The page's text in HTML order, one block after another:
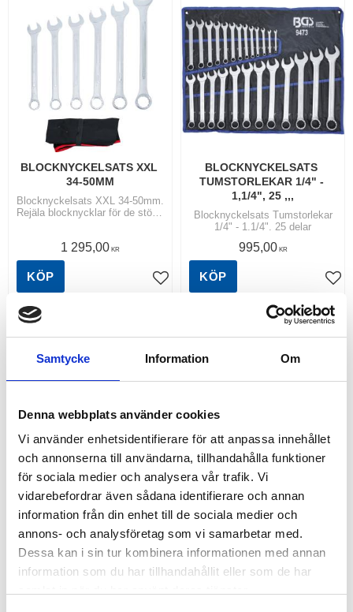
Samtycke Information Om
Denna webbplats använder cookies
Vi använder enhetsidentifierare för att anpassa innehållet
och annonserna till användarna, tillhandahålla funktioner
för sociala medier och analysera vår trafik. Vi
vidarebefordrar även sådana identifierare och annan
information från din enhet till de sociala medier och
annons- och analysföretag som vi samarbetar med.
Dessa kan i sin tur kombinera informationen med annan
information som du har tillhandahållit eller som de har
BLOCKNYCKELSATS XXL
34-50MM
Blocknyckelsats XXL 34-50mm.
Rejäla blocknycklar för de större
1 295,00 KR
Lägg till i favoriter
KÖP
BLOCKNYCKELSATS
TUMSTORLEKAR 1/4" -
1,1/4", 25 ,,,
Blocknyckelsats Tumstorlekar
1/4" - 1.1/4". 25 delar
995,00KR
KÖP
BLOCKNYCKELSATS
TUMSTORLEKAR 1/4" -
1,1/4", 25 ,,,
Blocknyckelsats Tumstorlekar
SKRUVMEJSELSATS
TORX, 11 DELAR
Skruvmejsel-sats | T-Profil (för